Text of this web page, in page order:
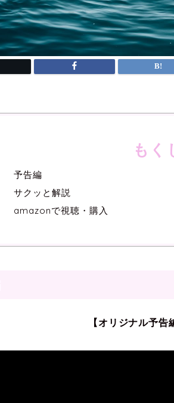
もく
予告編
サクッと解説
amazonで視聴・購入
【オリジナル予告